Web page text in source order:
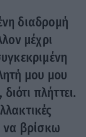
διαδρομή
μέχρι
μου μου
πλήττει.
να βρίσκω